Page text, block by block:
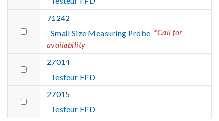
71242
Small Size Measuring Probe *Call for
availability
27014
Testeur FPD
27015
Testeur FPD